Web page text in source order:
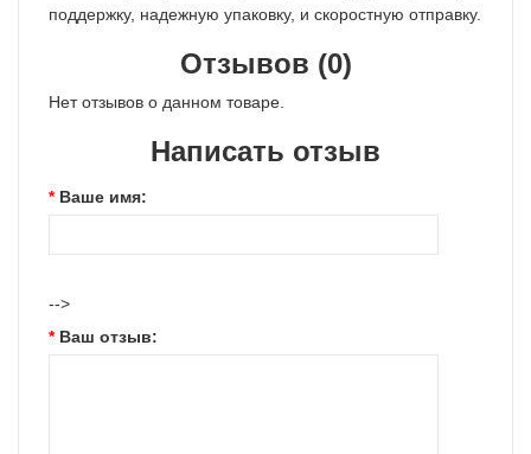
поддержку, надежную упаковку, и скоростную отправку.
Отзывов (0)
Нет отзывов о данном товаре.
Написать отзыв
Ваше имя:
-->
Ваш отзыв: